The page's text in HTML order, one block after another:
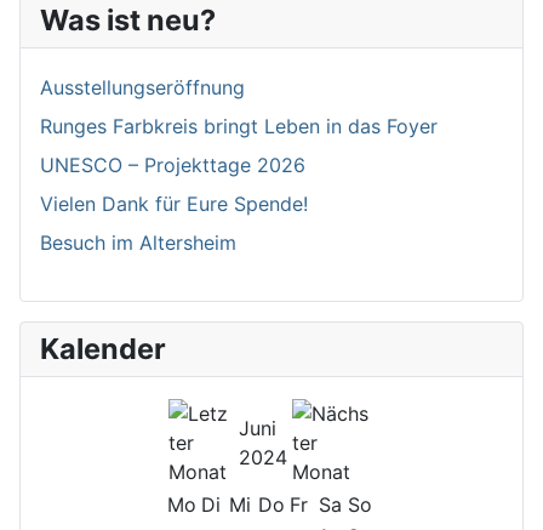
Was ist neu?
Ausstellungseröffnung
Runges Farbkreis bringt Leben in das Foyer
UNESCO – Projekttage 2026
Vielen Dank für Eure Spende!
Besuch im Altersheim
Kalender
Juni
2024
Mo Di Mi Do Fr Sa So